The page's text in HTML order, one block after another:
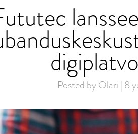
Posted by Olari | 8